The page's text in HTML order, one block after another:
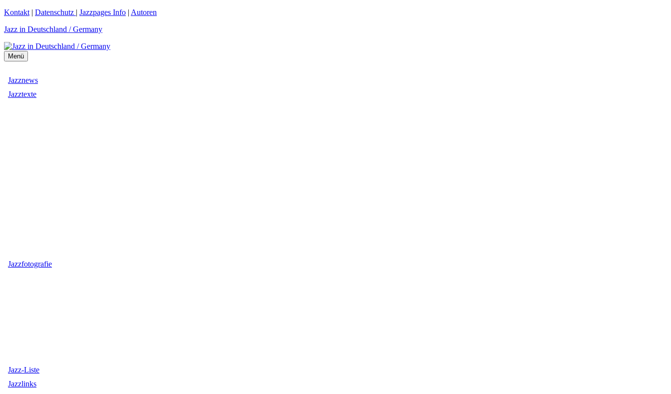
Zum
springen
Kontakt | Datenschutz | Jazzpages Info | Autoren
Jazz in Deutschland / Germany
Menü
Jazznews
Jazztexte
Jazzfotografie
Jazz-Liste
Jazzlinks